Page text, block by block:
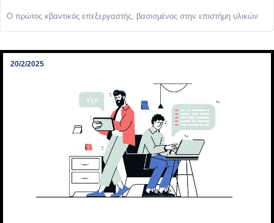
Ο πρώτος κβαντικός επεξεργαστής, βασισμένος στην επιστήμη υλικών
20/2/2025